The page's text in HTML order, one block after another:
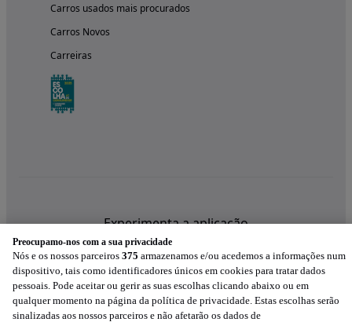
Carros usados mais procurados
Carros Novos
Carreiras
Experimenta a aplicação
Preocupamo-nos com a sua privacidade
Nós e os nossos parceiros 375 armazenamos e/ou acedemos a informações num
dispositivo, tais como identificadores únicos em cookies para tratar dados
pessoais. Pode aceitar ou gerir as suas escolhas clicando abaixo ou em
qualquer momento na página da política de privacidade. Estas escolhas serão
sinalizadas aos nossos parceiros e não afetarão os dados de